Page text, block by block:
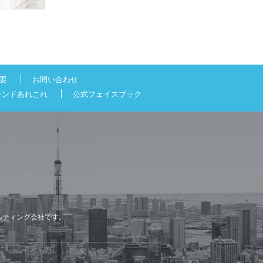
お問い合わせ
ドあれこれ
公式フェイスブック
ィング会社です。